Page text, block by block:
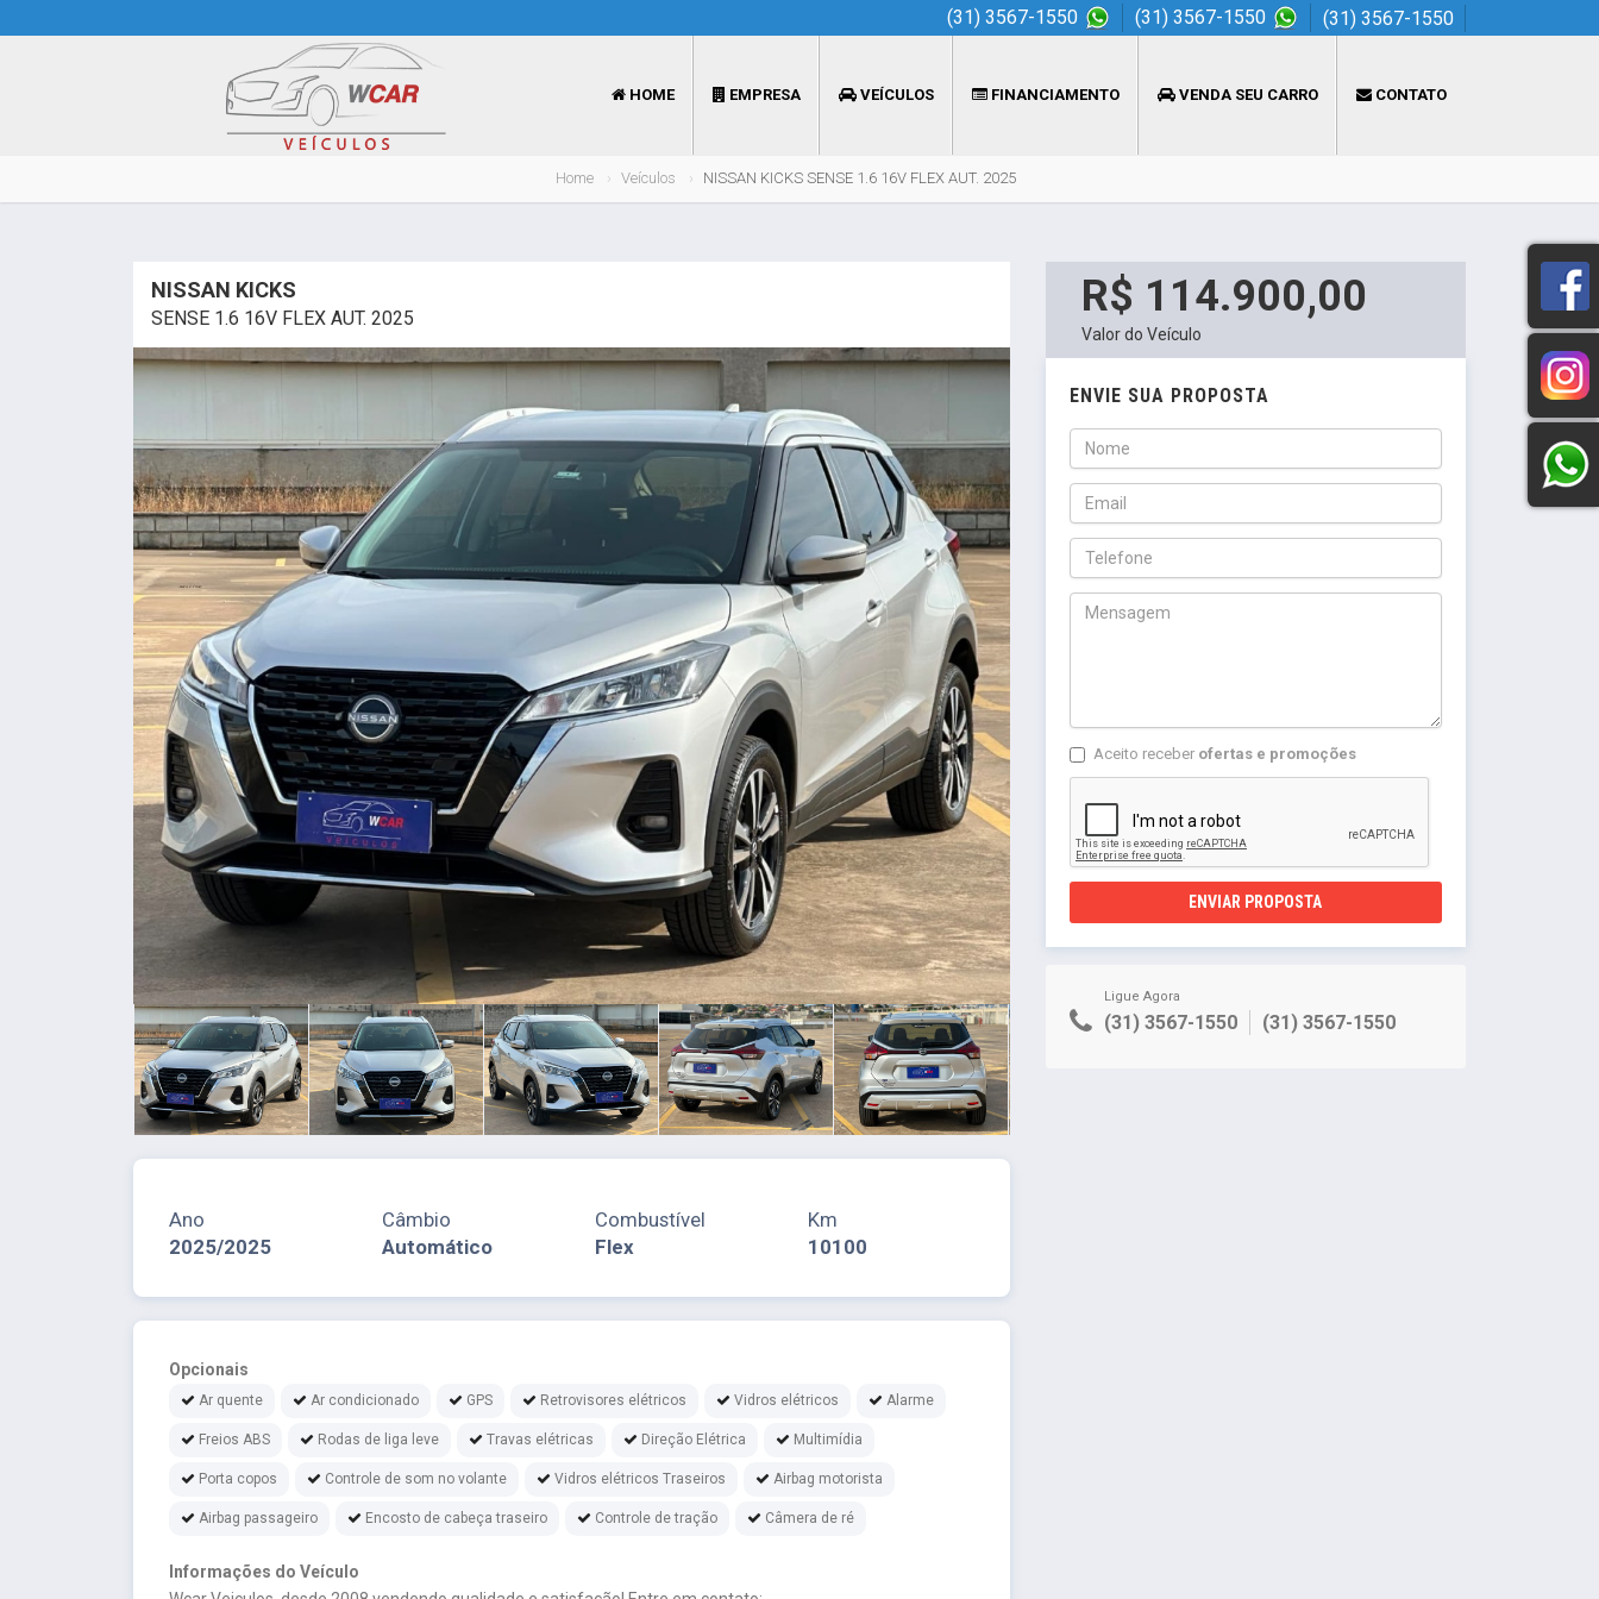
(31) 3567-1550 (31) 3567-1550 (31) 3567-1550
HOME EMPRESA VEÍCULOS FINANCIAMENTO VENDA SEU CARRO CONTATO
Home Veículos NISSAN KICKS SENSE 1.6 16V FLEX AUT. 2025
NISSAN KICKS
SENSE 1.6 16V FLEX AUT. 2025
Ano
2025/2025
Câmbio
Automático
Combustível
Flex
Km
10100
Opcionais
Ar quente Ar condicionado GPS Retrovisores elétricos Vidros elétricos Alarme
Freios ABS Rodas de liga leve Travas elétricas Direção Elétrica Multimídia
Porta copos Controle de som no volante Vidros elétricos Traseiros Airbag motorista
Airbag passageiro Encosto de cabeça traseiro Controle de tração Câmera de ré
Informações do Veículo
R$ 114.900,00
Valor do Veículo
ENVIE SUA PROPOSTA
Aceito receber ofertas e promoções
ENVIAR PROPOSTA
Ligue Agora
(31) 3567-1550 (31) 3567-1550